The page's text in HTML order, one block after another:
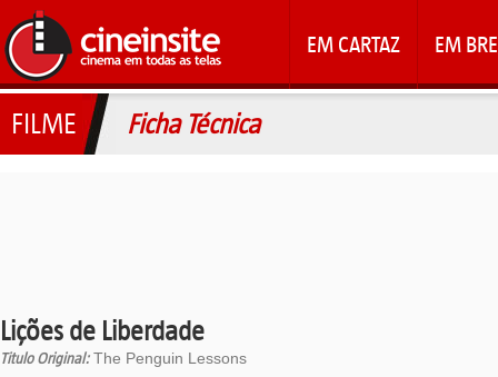
EM CARTAZ EM
FILME Ficha Técnica
Lições de Liberdade
Titulo Original:The Penguin Lessons